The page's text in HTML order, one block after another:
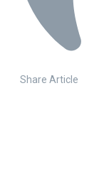
Share Article